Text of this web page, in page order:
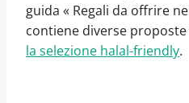
guida « Regali da offrire
contiene diverse
la selezione halal-friendly.